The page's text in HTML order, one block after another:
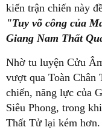
kiến trận chiến này
"Tuy võ công của
Giang Nam Thất
Nhờ tu luyện Cửu
vượt qua Toàn Chân
chiến, năng lực của
Siêu Phong, trong
Thất Tử lại kém hơn.